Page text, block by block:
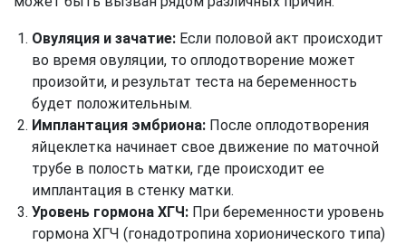
Овуляция и зачатие: Если половой акт происходит
во время овуляции, то оплодотворение может
произойти, и результат теста на беременность
будет положительным.
Имплантация эмбриона: После оплодотворения
яйцеклетка начинает свое движение по маточной
трубе в полость матки, где происходит ее
имплантация в стенку матки.
Уровень гормона ХГЧ: При беременности уровень
гормона ХГЧ (гонадотропина хорионического типа)